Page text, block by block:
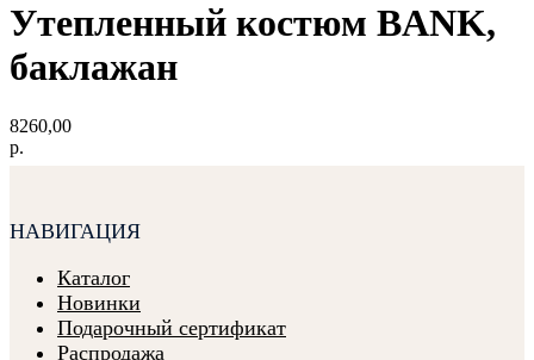
Утепленный костюм BANK,
баклажан
8260,00
р.
НАВИГАЦИЯ
Каталог
Новинки
Подарочный сертификат
Распродажа